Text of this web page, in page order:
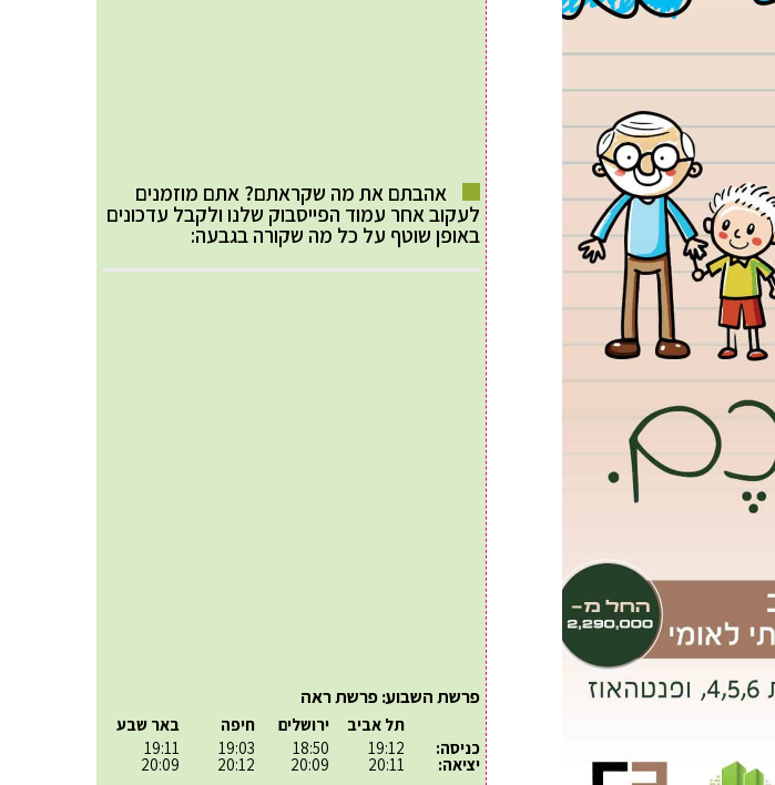
אהבתם את מה שקראתם? אתם מוזמנים
לעקוב אחר עמוד הפייסבוק שלנו ולקבל עדכונים
באופן שוטף על כל מה שקורה בגבעה:
פרשת השבוע: פרשת ראה
כניסה:
יציאה:
תל אביב
19:12
20:11
ירושלים
18:50
20:09
חיפה
19:03
20:12
באר שבע
19:11
20:09